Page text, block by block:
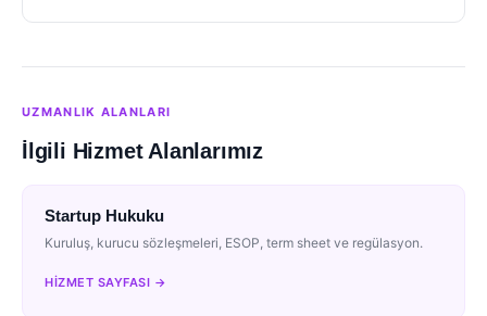
UZMANLIK ALANLARI
İlgili Hizmet Alanlarımız
Startup Hukuku
Kuruluş, kurucu sözleşmeleri, ESOP, term sheet ve regülasyon.
HIZMET SAYFASI →